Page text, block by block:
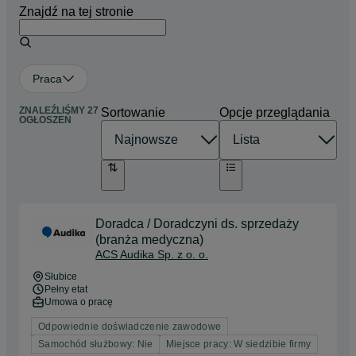
Znajdź na tej stronie
Praca
ZNALEŹLIŚMY 27
OGŁOSZEŃ
Sortowanie Opcje przeglądania
Doradca / Doradczyni ds. sprzedaży
(branża medyczna)
ACS Audika Sp. z o. o.
Słubice
Pełny etat
Umowa o pracę
Odpowiednie doświadczenie zawodowe
Samochód służbowy: Nie
Miejsce pracy: W siedzibie firmy